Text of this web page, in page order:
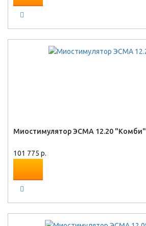
Миостимулятор ЭСМА 12.20 "Комби"
101 775 р.